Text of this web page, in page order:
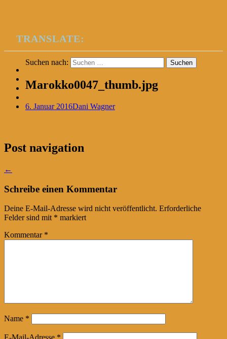
TRANSLATE:
Suchen nach:
Marokko0047_thumb.jpg
6. Januar 2016Dani Wagner
Post navigation
←
Schreibe einen Kommentar
Deine E-Mail-Adresse wird nicht veröffentlicht. Erforderliche
Felder sind mit * markiert
Kommentar *
Name *